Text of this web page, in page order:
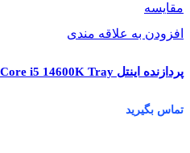
مقایسه
افزودن به علاقه مندی
پردازنده اینتل Intel Core i5 14600K Tray
تماس بگیرید